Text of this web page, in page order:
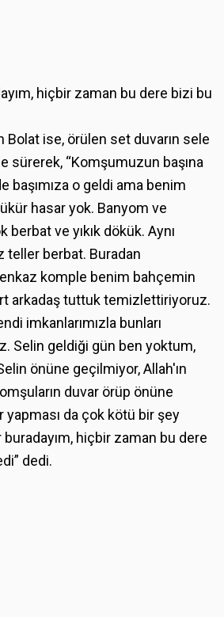
hiçbir zaman bu dere bizi bu
Bolat ise, örülen set duvarın sele
sürerek, “Komşumuzun başına
başımıza o geldi ama benim
hasar yok. Banyom ve
ve yıkık dökük. Aynı
berbat. Buradan
komple benim bahçemin
arkadaş tuttuk temizlettiriyoruz.
imkanlarımızla bunları
Selin geldiği gün ben yoktum,
önüne geçilmiyor, Allah'ın
duvar örüp önüne
yapması da çok kötü bir şey
buradayım, hiçbir zaman bu dere
dedi.